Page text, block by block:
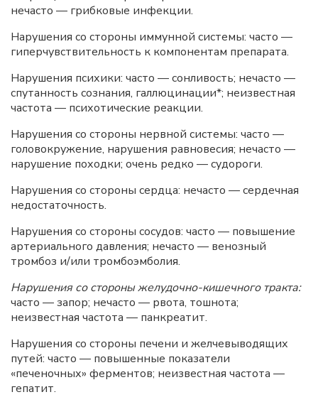
нечасто — грибковые инфекции.
Нарушения со стороны иммунной системы: часто —
гиперчувствительность к компонентам препарата.
Нарушения психики: часто — сонливость; нечасто —
спутанность сознания, галлюцинации*; неизвестная
частота — психотические реакции.
Нарушения со стороны нервной системы: часто —
головокружение, нарушения равновесия; нечасто —
нарушение походки; очень редко — судороги.
Нарушения со стороны сердца: нечасто — сердечная
недостаточность.
Нарушения со стороны сосудов: часто — повышение
артериального давления; нечасто — венозный
тромбоз и/или тромбоэмболия.
Нарушения со стороны желудочно-кишечного тракта:
часто — запор; нечасто — рвота, тошнота;
неизвестная частота — панкреатит.
Нарушения со стороны печени и желчевыводящих
путей: часто — повышенные показатели
«печеночных» ферментов; неизвестная частота —
гепатит.